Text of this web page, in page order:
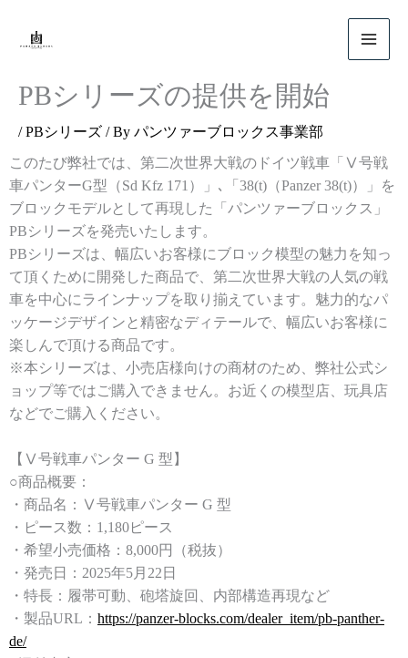
PBシリーズの提供を開始
/PBシリーズ / By パンツァーブロックス事業部
このたび弊社では、第二次世界大戦のドイツ戦車「Ⅴ号戦
車パンターG型（Sd Kfz 171）」､「38(t)（Panzer 38(t)）」を
ブロックモデルとして再現した「パンツァーブロックス」
PBシリーズを発売いたします。
PBシリーズは、幅広いお客様にブロック模型の魅力を知っ
て頂くために開発した商品で、第二次世界大戦の人気の戦
車を中心にラインナップを取り揃えています。魅力的なパ
ッケージデザインと精密なディテールで、幅広いお客様に
楽しんで頂ける商品です。
※本シリーズは、小売店様向けの商材のため、弊社公式シ
ョップ等ではご購入できません。お近くの模型店、玩具店
などでご購入ください。
【Ⅴ号戦車パンター G 型】
○商品概要：
・商品名：Ⅴ号戦車パンター G 型
・ピース数：1,180ピース
・希望小売価格：8,000円（税抜）
・発売日：2025年5月22日
・特長：履帯可動、砲塔旋回、内部構造再現など
・製品URL： https://panzer-blocks.com/dealer_item/pb-panther-
de/